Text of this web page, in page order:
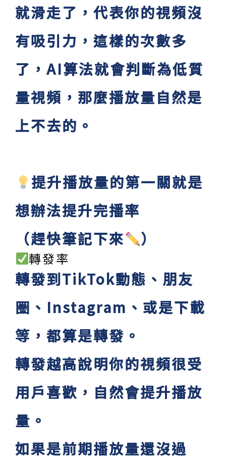
就滑走了，代表你的視頻沒
有吸引力，這樣的次數多
了，AI算法就會判斷為低質
量視頻，那麼播放量自然是
上不去的。
提升播放量的第一關就是
想辦法提升完播率
（趕快筆記下來
）
轉發率
轉發到TikTok動態、朋友
圈、Instagram、或是下載
等，都算是轉發。
轉發越高說明你的視頻很受
用戶喜歡，自然會提升播放
量。
如果是前期播放量還沒過